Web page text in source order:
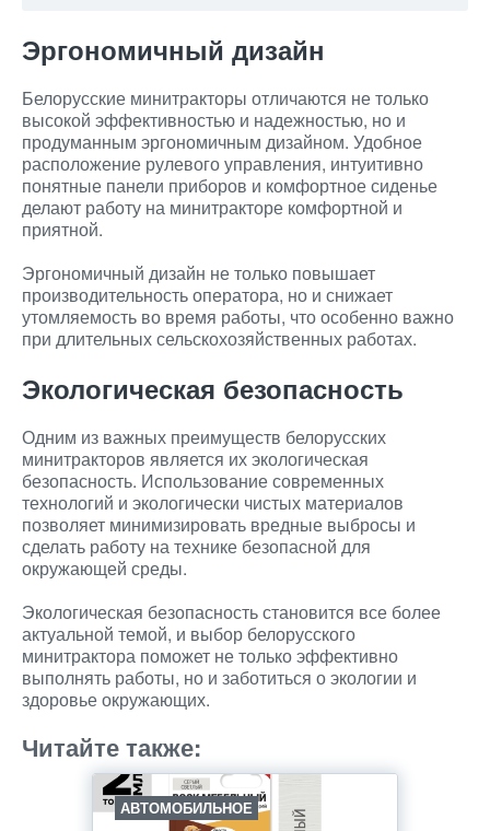
Эргономичный дизайн
Белорусские минитракторы отличаются не только
высокой эффективностью и надежностью, но и
продуманным эргономичным дизайном. Удобное
расположение рулевого управления, интуитивно
понятные панели приборов и комфортное сиденье
делают работу на минитракторе комфортной и
приятной.
Эргономичный дизайн не только повышает
производительность оператора, но и снижает
утомляемость во время работы, что особенно важно
при длительных сельскохозяйственных работах.
Экологическая безопасность
Одним из важных преимуществ белорусских
минитракторов является их экологическая
безопасность. Использование современных
технологий и экологически чистых материалов
позволяет минимизировать вредные выбросы и
сделать работу на технике безопасной для
окружающей среды.
Экологическая безопасность становится все более
актуальной темой, и выбор белорусского
минитрактора поможет не только эффективно
выполнять работы, но и заботиться о экологии и
здоровье окружающих.
Читайте также:
АВТОМОБИЛЬНОЕ